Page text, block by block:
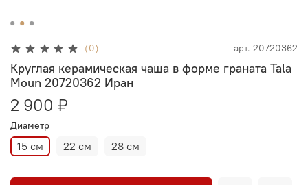
(0) арт. 20720362
Круглая керамическая чаша в форме граната Tala
Moun 20720362 Иран
2 900 ₽
Диаметр
15 см 22 см 28 см